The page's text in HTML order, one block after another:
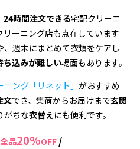
24時間注文できる宅配クリーニ
ーニング店も点在しています
週末にまとめて衣類をケアし
ち込みが難しい場面もあります。
ング「リネット」 がおすすめ
文でき、集荷からお届けまで玄関
がちな衣替えにも便利です。
全品20%OFF /